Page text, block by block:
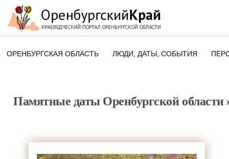
ОРЕНБУРГСКАЯ ОБЛАСТЬ ЛЮДИ, ДАТЫ, CОБЫТИЯ
ПАМЯТНЫЕ ДАТЫ
Памятные даты Оренбургской области